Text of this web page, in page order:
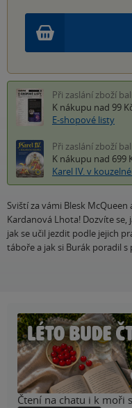
Při zaslání zboží
K nákupu nad 99
E-shopové listy
Při zaslání zboží
K nákupu nad 699
Karel IV. v
Sviští za vámi Blesk
Kardanová Lhota! Dozvíte
jak se učil jezdit podle jejich
táboře a jak si Burák poradil
Čtení na chatu i k moři